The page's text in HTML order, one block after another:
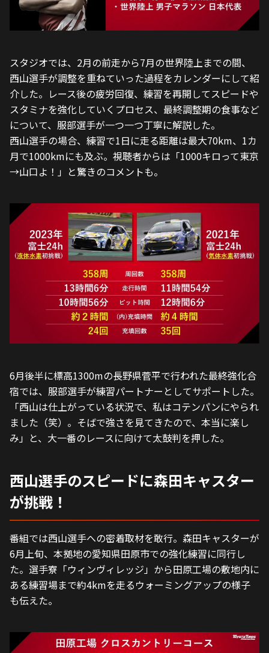
スタジオでは、2月の前走から7月の世界陸上までの間、
西山選手が調整を重ねていった過程をカレンダーにして紹
介した。レース後の疲労回復、練習を再開してスピードや
スタミナを強化していくプロセス、最終調整期の食事など
について、服部選手が一つ一つ丁寧に解説した。
西山選手の場合、練習で1日に走る距離は最大70km、1カ
月で1000kmにも及ぶ。視聴者からは「1000キロって東京
→山口よ！」と驚きのコメントも。
6月後半に標高1300mの長野県菅平で行われた最終強化合
宿では、服部選手が練習パートナーとしてサポートした。
「西山は仕上がっている状況で、私はコテンパンにやられ
ました（笑）。そばで強さを見てきたので、本当に楽し
み」と、大一番のレースに向けて太鼓判を押した。
西山選手のスピードに森田キャスター
が挑戦！
番組では西山選手への密着取材を敢行。森田キャスターが
6月上旬、本拠地の愛知県田原市での強化練習に同行し
た。選手寮「ウィンヴィレッジ」から田原工場の敷地内に
ある練習場まで約4kmを走るウォーミングアップの様子
も伝えた。